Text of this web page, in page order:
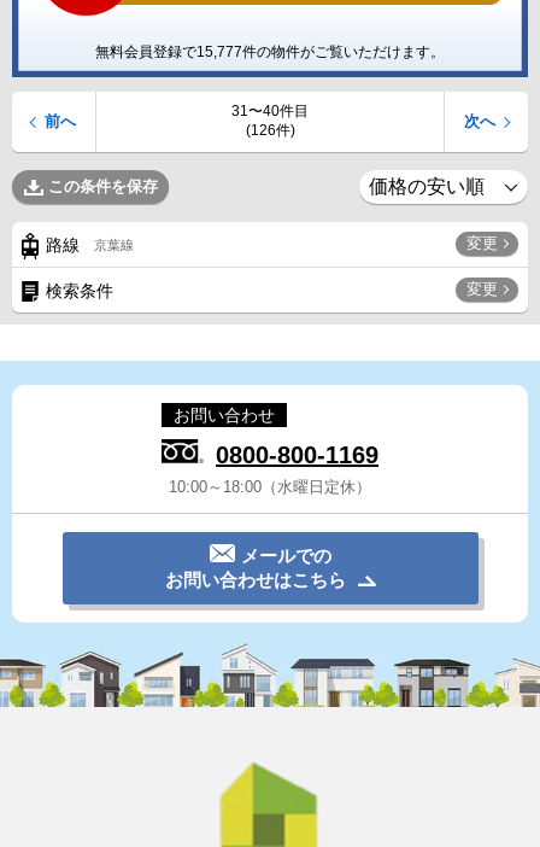
無料会員登録で15,777件の物件がご覧いただけます。
31〜40件目
(126件)
前へ 次へ
この条件を保存
路線 京葉線 変更
検索条件 変更
お問い合わせ
0800-800-1169
10:00～18:00（水曜日定休）
メールでの
お問い合わせはこちら